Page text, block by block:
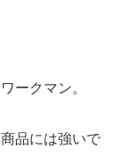
ークマン。
品には強いで